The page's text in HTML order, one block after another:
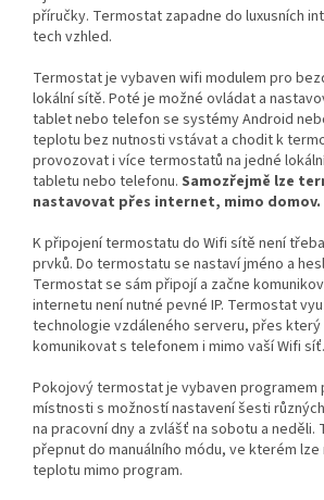
příručky. Termostat zapadne do luxusních
tech vzhled.
Termostat je vybaven wifi modulem pro
lokální sítě. Poté je možné ovládat a
tablet nebo telefon se systémy Android
teplotu bez nutnosti vstávat a chodit k
provozovat i více termostatů na jedné
tabletu nebo telefonu. Samozřejmě lze
nastavovat přes internet, mimo domov.
K připojení termostatu do Wifi sítě není
prvků. Do termostatu se nastaví jméno a
Termostat se sám připojí a začne
internetu není nutné pevné IP. Termostat
technologie vzdáleného serveru, přes který
komunikovat s telefonem i mimo vaší Wifi síť.
Pokojový termostat je vybaven
místnosti s možností nastavení šesti
na pracovní dny a zvlášť na sobotu a
přepnut do manuálního módu, ve kterém
teplotu mimo program.